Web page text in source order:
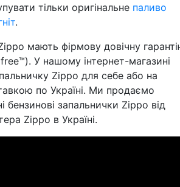
тільки оригінальне паливо
.
мають фірмову довічну
У нашому інтернет-магазині
Zippo для себе або на
по Україні. Ми продаємо
бензинові запальнички Zippo від
Zippo в Україні.